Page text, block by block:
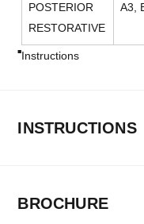
POSTERIOR
RESTORATIVE
A3,
Instructions
INSTRUCTIONS
BROCHURE